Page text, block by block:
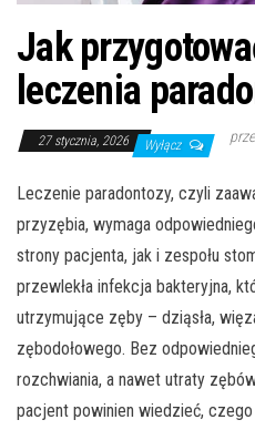
Jak
leczenia
27 stycznia, 2026 Wyłącz
Leczenie paradontozy, czyli
przyzębia, wymaga
strony pacjenta, jak i zespołu
przewlekła infekcja bakteryjna,
utrzymujące zęby – dziąsła,
zębodołowego. Bez
rozchwiania, a nawet utraty
pacjent powinien wiedzieć,